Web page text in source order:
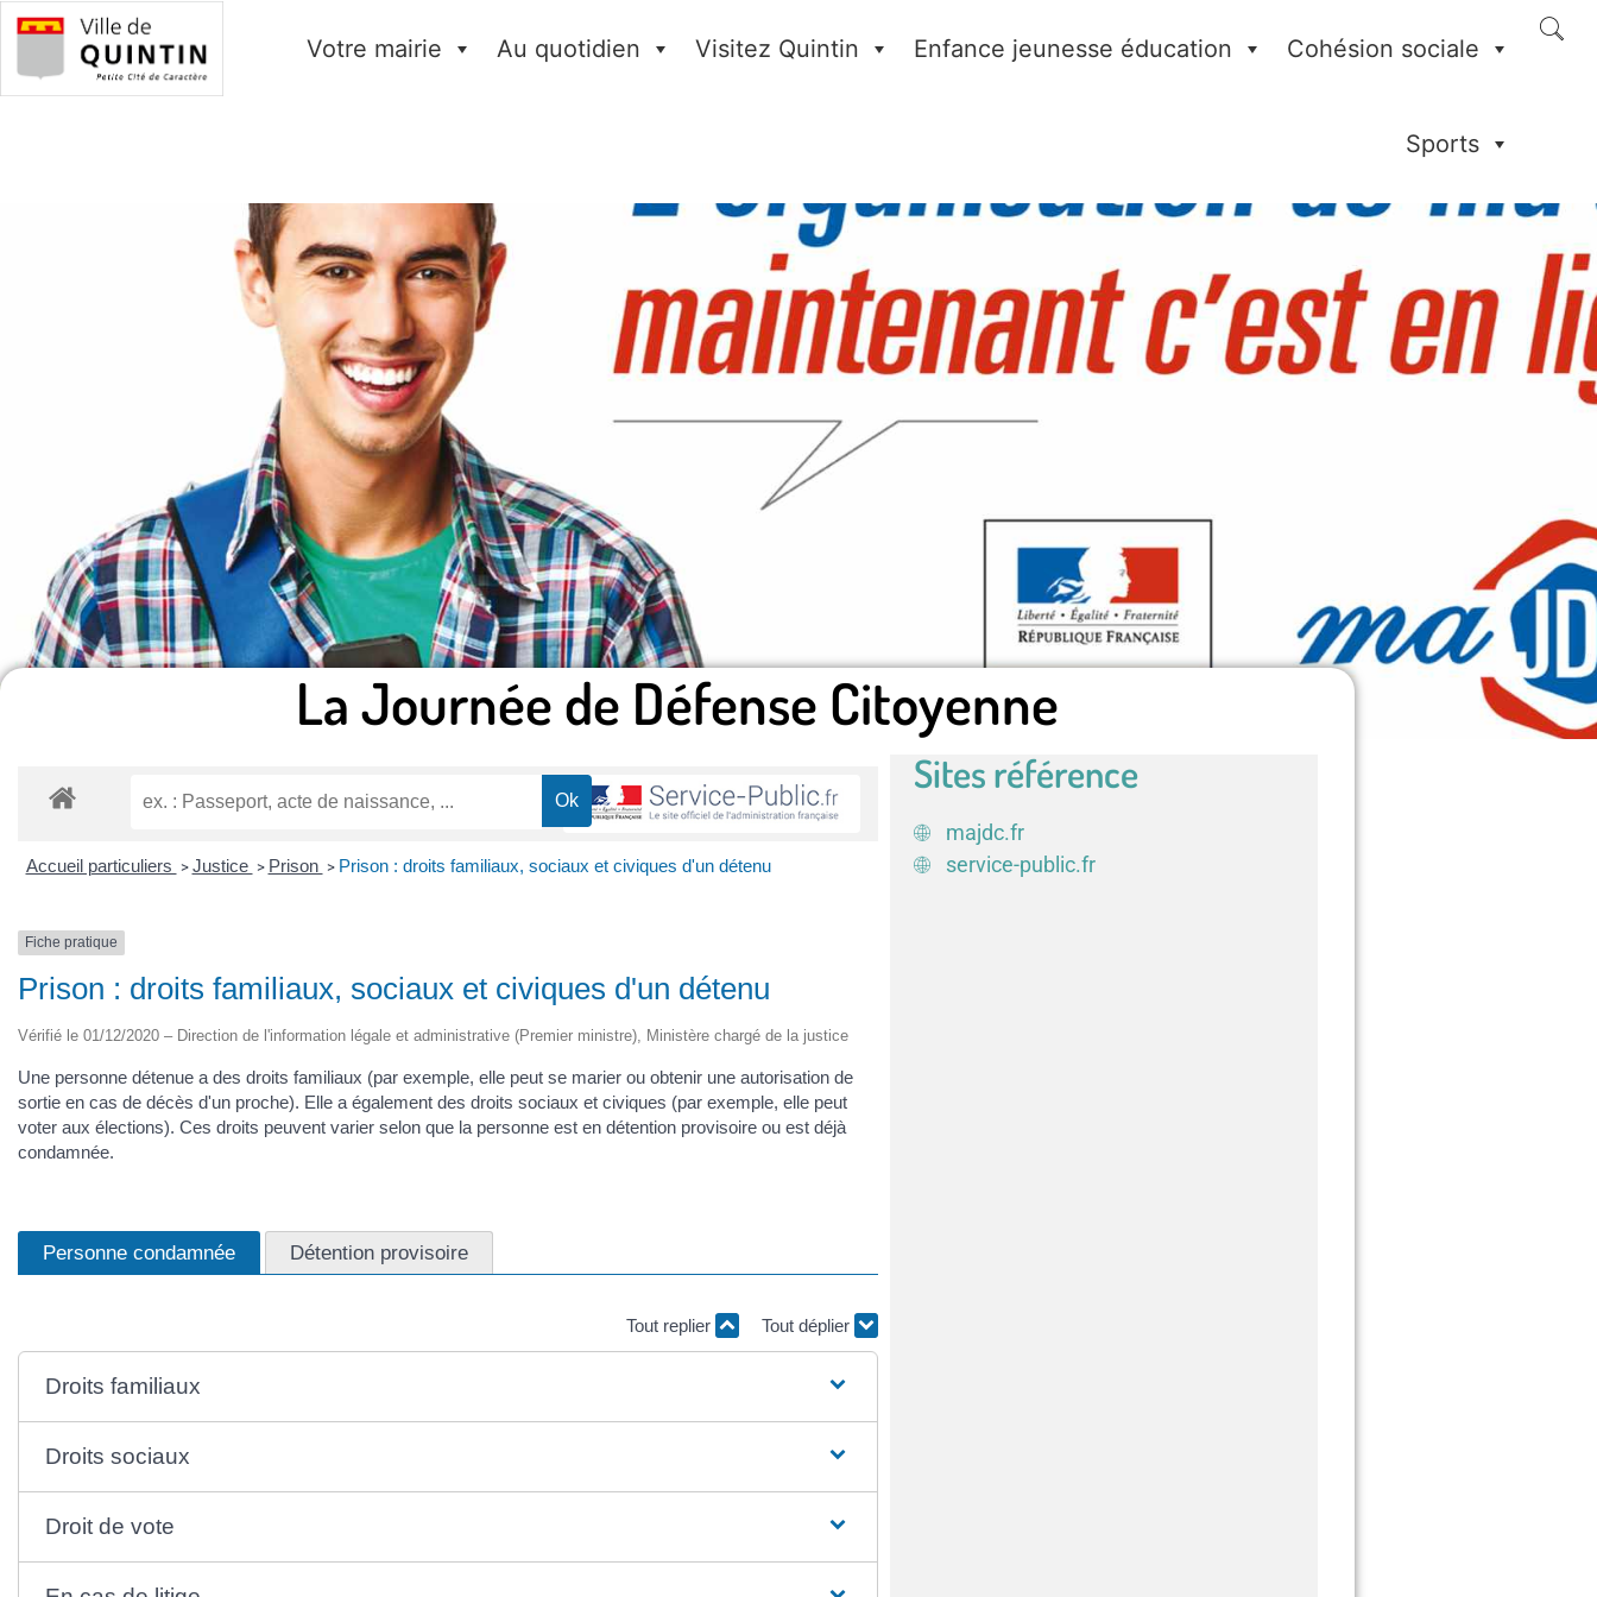
Votre mairie Au quotidien Visitez Quintin Enfance jeunesse éducation Cohésion sociale
Sports
La Journée de Défense Citoyenne
Accueil particuliers > Justice > Prison > Prison : droits familiaux, sociaux et civiques d'un détenu
Fiche pratique
Prison : droits familiaux, sociaux et civiques d'un détenu
Vérifié le 01/12/2020 – Direction de l'information légale et administrative (Premier ministre), Ministère chargé de la justice
Une personne détenue a des droits familiaux (par exemple, elle peut se marier ou obtenir une autorisation de
sortie en cas de décès d'un proche). Elle a également des droits sociaux et civiques (par exemple, elle peut
voter aux élections). Ces droits peuvent varier selon que la personne est en détention provisoire ou est déjà
condamnée.
Personne condamnée Détention provisoire
Tout replier Tout déplier
Droits familiaux
Droits sociaux
Droit de vote
Sites référence
majdc.fr
service-public.fr